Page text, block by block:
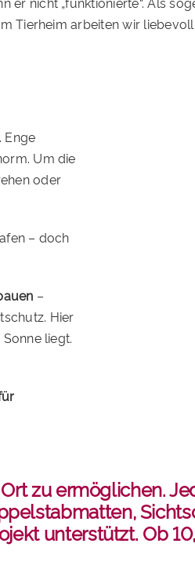
Tierheim arbeiten wir
Enge
Um die
oder
– doch
–
Hier
liegt.
zu ermöglichen.
unterstützt. Ob